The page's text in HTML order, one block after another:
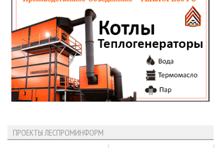
ПРОЕКТЫ ЛЕСПРОМИНФОРМ